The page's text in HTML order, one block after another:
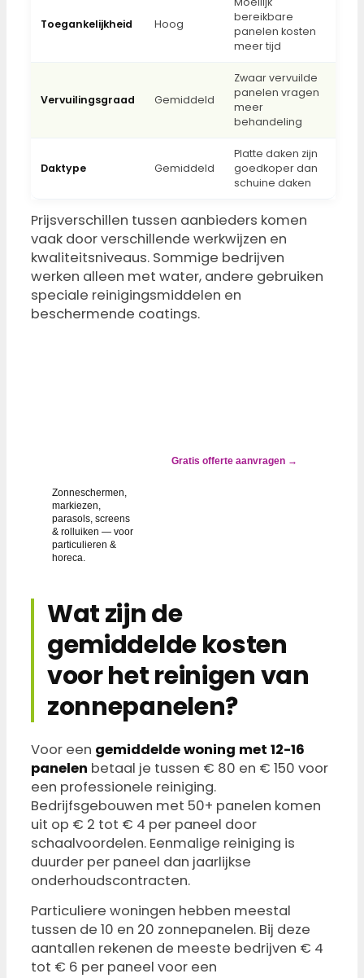
Toegankelijkheid Hoog
bereikbare
panelen kosten
meer tijd
Vervuilingsgraad Gemiddeld
Zwaar vervuilde
panelen vragen
meer
behandeling
Daktype Gemiddeld
Platte daken zijn
goedkoper dan
schuine daken
Prijsverschillen tussen aanbieders komen
vaak door verschillende werkwijzen en
kwaliteitsniveaus. Sommige bedrijven
werken alleen met water, andere gebruiken
speciale reinigingsmiddelen en
beschermende coatings.
Zonneschermen,
markiezen,
parasols, screens
& rolluiken — voor
particulieren &
horeca.
Gratis offerte aanvragen →
Wat zijn de
gemiddelde kosten
voor het reinigen van
zonnepanelen?
Voor een gemiddelde woning met 12-16
panelen betaal je tussen € 80 en € 150 voor
een professionele reiniging.
Bedrijfsgebouwen met 50+ panelen komen
uit op € 2 tot € 4 per paneel door
schaalvoordelen. Eenmalige reiniging is
duurder per paneel dan jaarlijkse
onderhoudscontracten.
Particuliere woningen hebben meestal
tussen de 10 en 20 zonnepanelen. Bij deze
aantallen rekenen de meeste bedrijven € 4
tot € 6 per paneel voor een